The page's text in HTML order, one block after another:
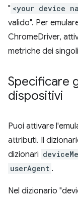
" <your device
valido". Per
ChromeDriver,
metriche dei
Specificare
dispositivi
Puoi attivare
attributi. Il
dizionari
userAgent .
Nel dizionario